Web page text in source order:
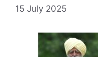
15 July 2025